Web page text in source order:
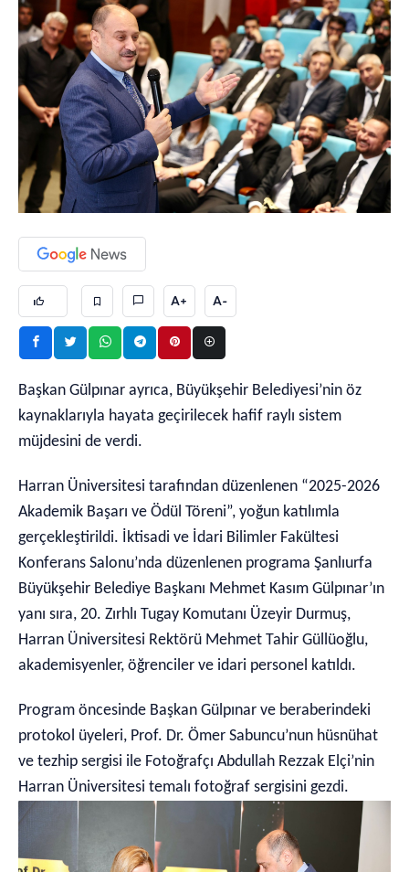
A+ A-
Başkan Gülpınar ayrıca, Büyükşehir Belediyesi’nin öz
kaynaklarıyla hayata geçirilecek hafif raylı sistem
müjdesini de verdi.
Harran Üniversitesi tarafından düzenlenen “2025-2026
Akademik Başarı ve Ödül Töreni”, yoğun katılımla
gerçekleştirildi. İktisadi ve İdari Bilimler Fakültesi
Konferans Salonu’nda düzenlenen programa Şanlıurfa
Büyükşehir Belediye Başkanı Mehmet Kasım Gülpınar’ın
yanı sıra, 20. Zırhlı Tugay Komutanı Üzeyir Durmuş,
Harran Üniversitesi Rektörü Mehmet Tahir Güllüoğlu,
akademisyenler, öğrenciler ve idari personel katıldı.
Program öncesinde Başkan Gülpınar ve beraberindeki
protokol üyeleri, Prof. Dr. Ömer Sabuncu’nun hüsnühat
ve tezhip sergisi ile Fotoğrafçı Abdullah Rezzak Elçi’nin
Harran Üniversitesi temalı fotoğraf sergisini gezdi.